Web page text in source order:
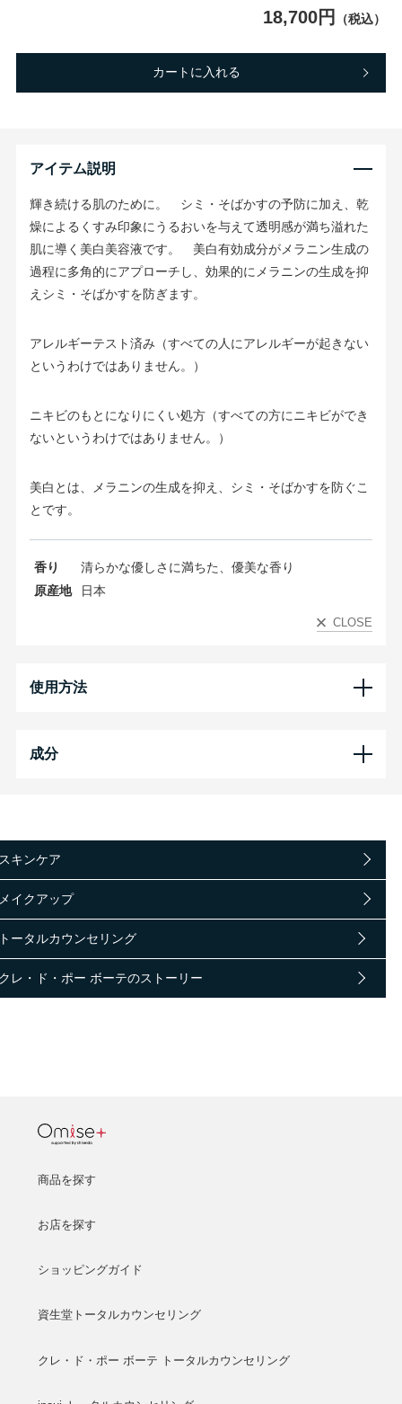
キンケア
イクアップ
ータルカウンセリング
レ・ド・ポー ボーテのストーリー
18,700円 （税込）
カートに入れる
アイテム説明
輝き続ける肌のために。 シミ・そばかすの予防に加え、乾
燥によるくすみ印象にうるおいを与えて透明感が満ち溢れた
肌に導く美白美容液です。 美白有効成分がメラニン生成の
過程に多角的にアプローチし、効果的にメラニンの生成を抑
えシミ・そばかすを防ぎます。
アレルギーテスト済み（すべての人にアレルギーが起きない
というわけではありません。）
ニキビのもとになりにくい処方（すべての方にニキビができ
ないというわけではありません。）
美白とは、メラニンの生成を抑え、シミ・そばかすを防ぐこ
とです。
香り
清らかな優しさに満ちた、優美な香り
原産地
日本
CLOSE
使用方法
成分
商品を探す
お店を探す
ショッピングガイド
資生堂トータルカウンセリング
クレ・ド・ポー ボーテ トータルカウンセリング